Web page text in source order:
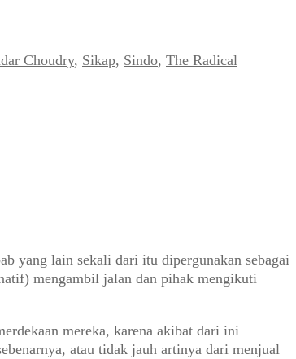
Choudry, Sikap, Sindo, The Radical
yang lain sekali dari itu dipergunakan sebagai
mengambil jalan dan pihak mengikuti
mereka, karena akibat dari ini
atau tidak jauh artinya dari menjual